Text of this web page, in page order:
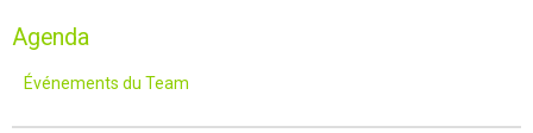
Agenda
Événements du Team